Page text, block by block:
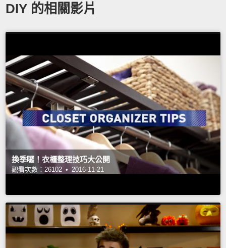
DIY 的相關影片
換季囉！衣櫃整理技巧大公開
觀看次數：26102 • 2016-11-21